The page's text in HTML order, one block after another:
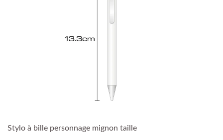
Stylo à bille personnage mignon taille